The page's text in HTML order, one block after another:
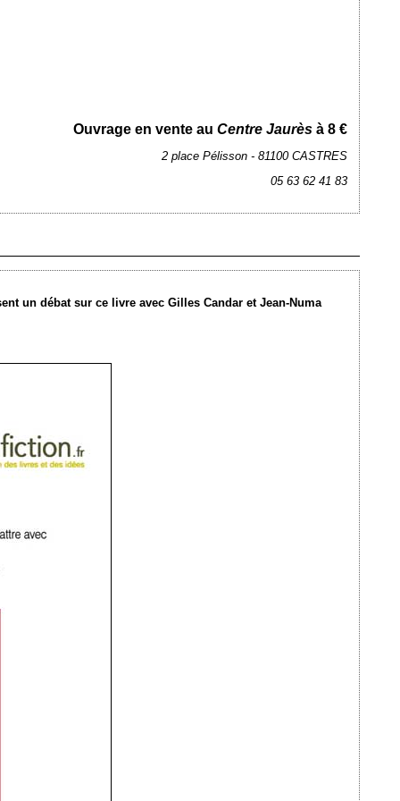
Ouvrage en vente auCentre Jaurès à 8 €
2 place Pélisson - 81100 CASTRES
05 63 62 41 83
un débat sur ce livre avec Gilles Candar et Jean-Numa